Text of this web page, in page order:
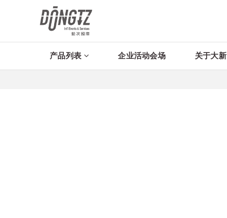
产品列表 企业活动会场 关于大新